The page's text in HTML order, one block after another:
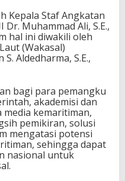
Kepala Staf Angkatan
Dr. Muhammad Ali, S.E.,
hal ini diwakili oleh
(Wakasal)
Aldedharma, S.E.,
bagi para pemangku
akademisi dan
kemaritiman,
pemikiran, solusi
mengatasi potensi
sehingga dapat
nasional untuk